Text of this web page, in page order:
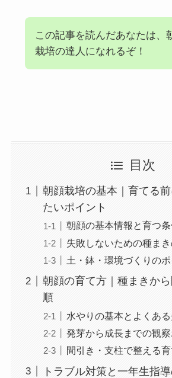
この記事を読んだあなたは、
栽培の達人になれるぞ！
目次
朝顔栽培の基本｜育てる
たいポイント
朝顔の基本情報と育つ
失敗しないための種ま
土・鉢・環境づくりのポ
朝顔の育て方｜種まきか
順
水やりの基本とよくあ
発芽から成長までの観察
間引き・支柱で整える
トラブル対策と一年生指